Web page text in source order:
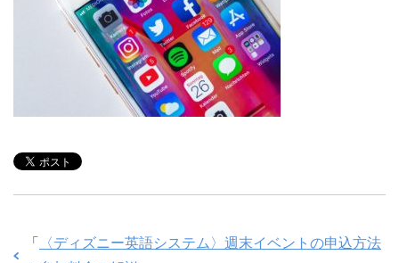
「
〈ディズニー英語システム〉週末イベントの申込方法